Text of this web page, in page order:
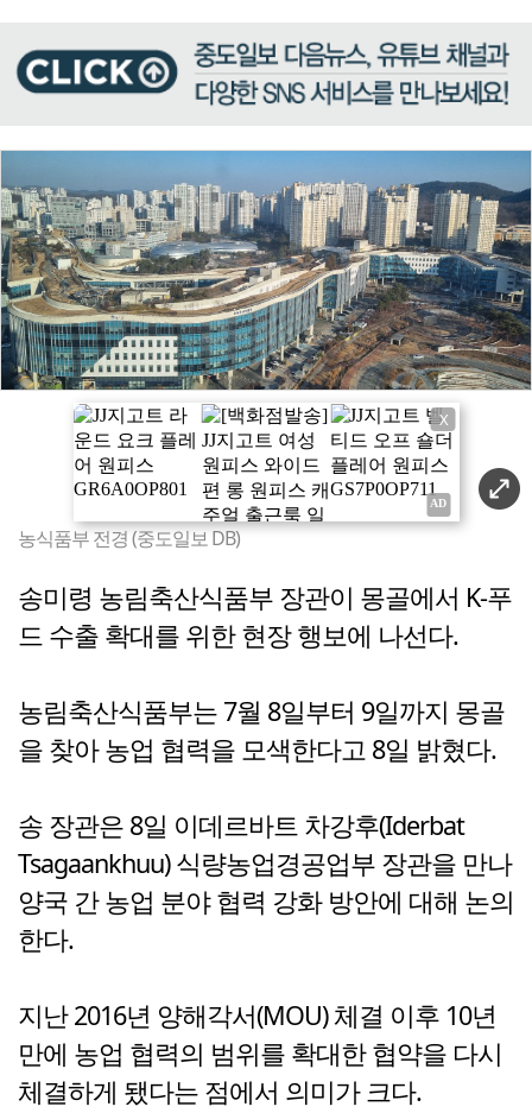
X
농식품부 전경 (중도일보 DB)
송미령 농림축산식품부 장관이 몽골에서 K-푸
드 수출 확대를 위한 현장 행보에 나선다.
농림축산식품부는 7월 8일부터 9일까지 몽골
을 찾아 농업 협력을 모색한다고 8일 밝혔다.
송 장관은 8일 이데르바트 차강후(Iderbat
Tsagaankhuu) 식량농업경공업부 장관을 만나
양국 간 농업 분야 협력 강화 방안에 대해 논의
한다.
지난 2016년 양해각서(MOU) 체결 이후 10년
만에 농업 협력의 범위를 확대한 협약을 다시
체결하게 됐다는 점에서 의미가 크다.